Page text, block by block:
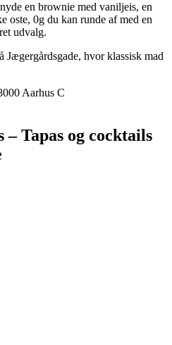
en brownie med vaniljeis, en
oste, 0g du kan runde af med en
udvalg.
Jægergårdsgade, hvor klassisk mad
Aarhus C
Tapas og cocktails